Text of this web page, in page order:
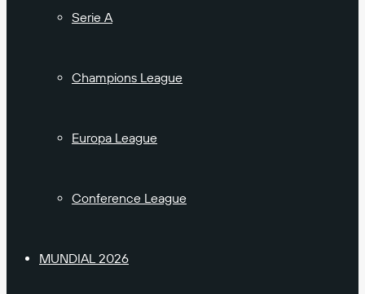
Serie A
Champions League
Europa League
Conference League
MUNDIAL 2026